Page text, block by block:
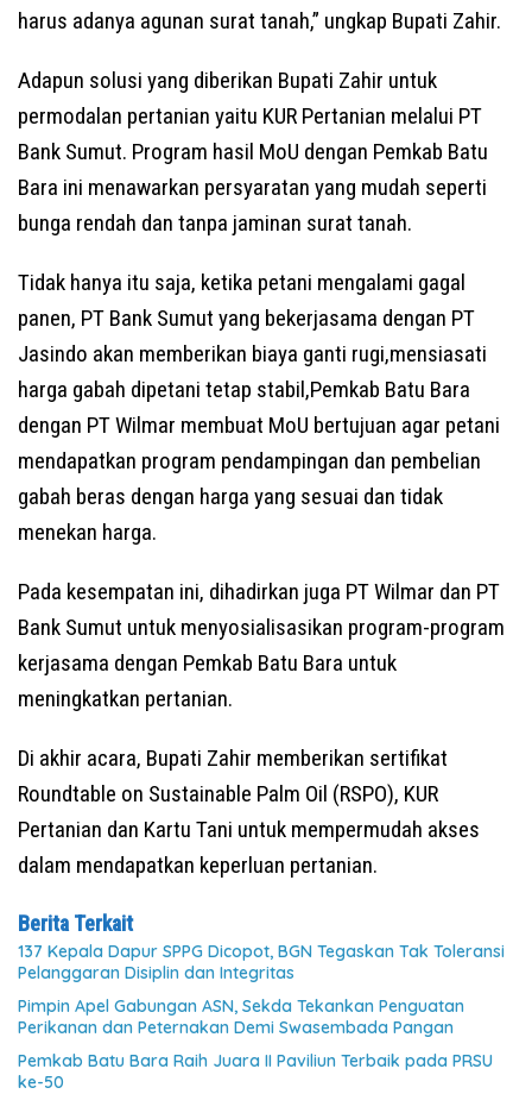
harus adanya agunan surat tanah,” ungkap Bupati Zahir.
Adapun solusi yang diberikan Bupati Zahir untuk
permodalan pertanian yaitu KUR Pertanian melalui PT
Bank Sumut. Program hasil MoU dengan Pemkab Batu
Bara ini menawarkan persyaratan yang mudah seperti
bunga rendah dan tanpa jaminan surat tanah.
Tidak hanya itu saja, ketika petani mengalami gagal
panen, PT Bank Sumut yang bekerjasama dengan PT
Jasindo akan memberikan biaya ganti rugi,mensiasati
harga gabah dipetani tetap stabil,Pemkab Batu Bara
dengan PT Wilmar membuat MoU bertujuan agar petani
mendapatkan program pendampingan dan pembelian
gabah beras dengan harga yang sesuai dan tidak
menekan harga.
Pada kesempatan ini, dihadirkan juga PT Wilmar dan PT
Bank Sumut untuk menyosialisasikan program-program
kerjasama dengan Pemkab Batu Bara untuk
meningkatkan pertanian.
Di akhir acara, Bupati Zahir memberikan sertifikat
Roundtable on Sustainable Palm Oil (RSPO), KUR
Pertanian dan Kartu Tani untuk mempermudah akses
dalam mendapatkan keperluan pertanian.
Berita Terkait
137 Kepala Dapur SPPG Dicopot, BGN Tegaskan Tak Toleransi
Pelanggaran Disiplin dan Integritas
Pimpin Apel Gabungan ASN, Sekda Tekankan Penguatan
Perikanan dan Peternakan Demi Swasembada Pangan
Pemkab Batu Bara Raih Juara II Paviliun Terbaik pada PRSU
ke-50